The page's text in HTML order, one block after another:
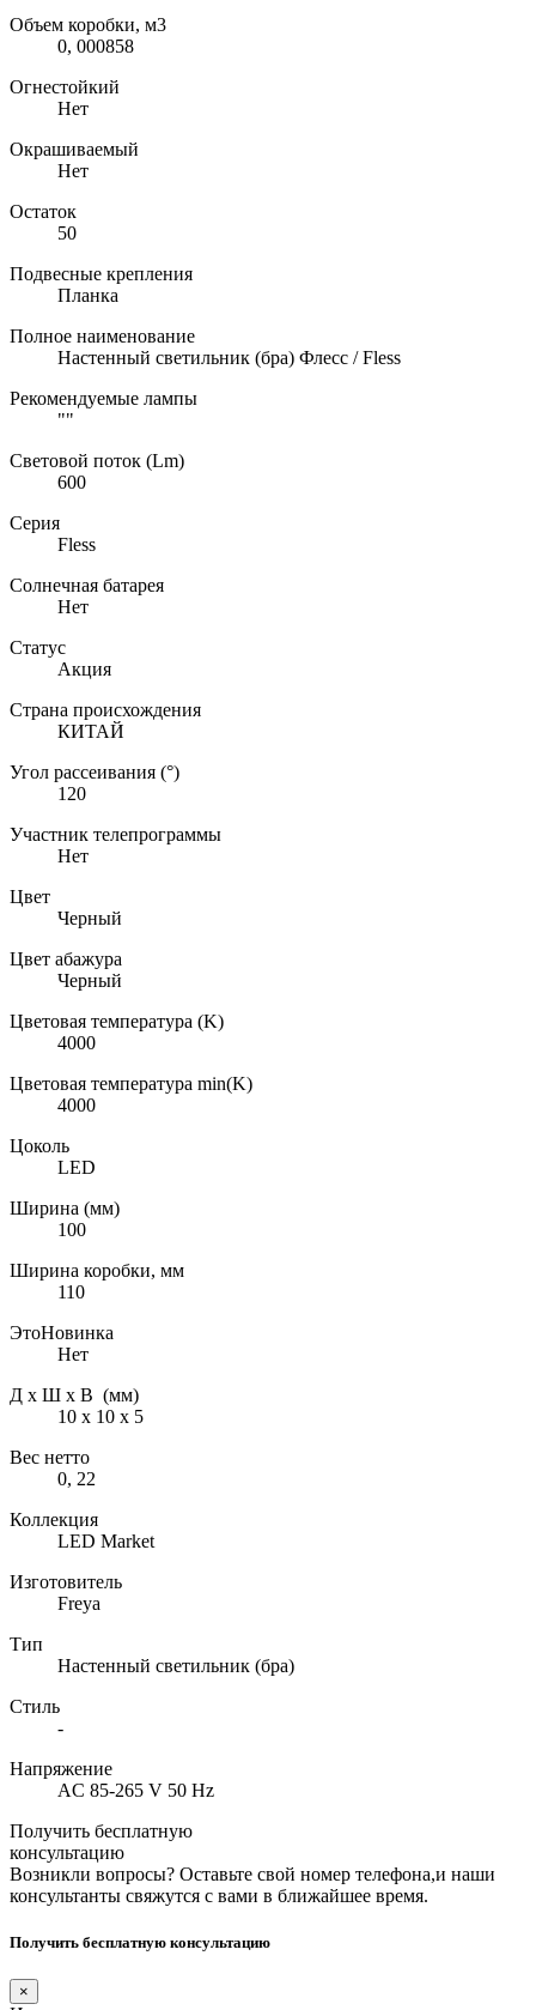
Объем коробки, м3
0, 000858
Огнестойкий
Нет
Окрашиваемый
Нет
Остаток
50
Подвесные крепления
Планка
Полное наименование
Настенный светильник (бра) Флесс / Fless
Рекомендуемые лампы
""
Световой поток (Lm)
600
Серия
Fless
Солнечная батарея
Нет
Статус
Акция
Страна происхождения
КИТАЙ
Угол рассеивания (°)
120
Участник телепрограммы
Нет
Цвет
Черный
Цвет абажура
Черный
Цветовая температура (K)
4000
Цветовая температура min(K)
4000
Цоколь
LED
Ширина (мм)
100
Ширина коробки, мм
110
ЭтоНовинка
Нет
Д х Ш х В (мм)
10 х 10 х 5
Вес нетто
0, 22
Коллекция
LED Market
Изготовитель
Freya
Тип
Настенный светильник (бра)
Стиль
-
Напряжение
AC 85-265 V 50 Hz
Получить бесплатную
консультацию
Возникли вопросы? Оставьте свой номер телефона,и наши
консультанты свяжутся с вами в ближайшее время.
Получить бесплатную консультацию
×